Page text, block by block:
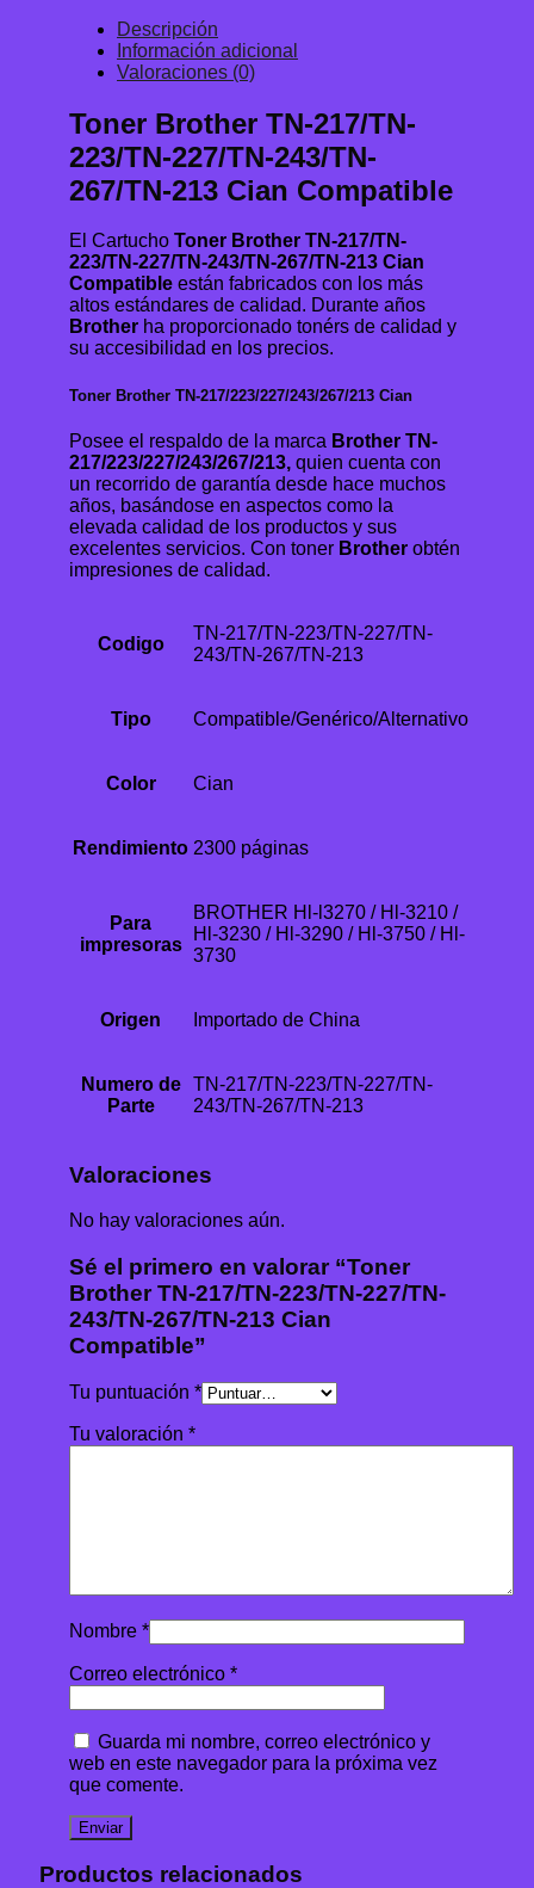
Descripción
Información adicional
Valoraciones (0)
Toner Brother TN-217/TN-
223/TN-227/TN-243/TN-
267/TN-213 Cian Compatible
El Cartucho Toner Brother TN-217/TN-
223/TN-227/TN-243/TN-267/TN-213 Cian
Compatible están fabricados con los más
altos estándares de calidad. Durante años
Brother ha proporcionado tonérs de calidad y
su accesibilidad en los precios.
Toner Brother TN-217/223/227/243/267/213 Cian
Posee el respaldo de la marca Brother TN-
217/223/227/243/267/213, quien cuenta con
un recorrido de garantía desde hace muchos
años, basándose en aspectos como la
elevada calidad de los productos y sus
excelentes servicios. Con toner Brother obtén
impresiones de calidad.
Codigo
TN-217/TN-223/TN-227/TN-
243/TN-267/TN-213
Tipo Compatible/Genérico/Alternativo
Color Cian
Rendimiento 2300 páginas
Para
impresoras
BROTHER Hl-l3270 / Hl-3210 /
Hl-3230 / Hl-3290 / Hl-3750 / Hl-
3730
Origen Importado de China
Numero de
Parte
TN-217/TN-223/TN-227/TN-
243/TN-267/TN-213
Valoraciones
No hay valoraciones aún.
Sé el primero en valorar “Toner
Brother TN-217/TN-223/TN-227/TN-
243/TN-267/TN-213 Cian
Compatible”
Tu puntuación *
Tu valoración *
Nombre *
Correo electrónico *
Guarda mi nombre, correo electrónico y
web en este navegador para la próxima vez
que comente.
Productos relacionados